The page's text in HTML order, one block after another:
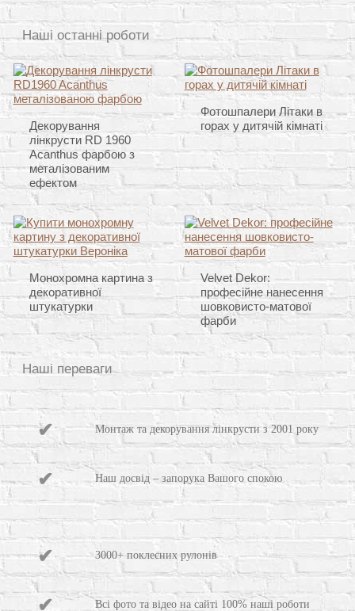
Наші останні роботи
Декорування
лінкрусти RD 1960
Acanthus фарбою з
металізованим
ефектом
Фотошпалери Літаки в
горах у дитячій кімнаті
Монохромна картина з
декоративної
штукатурки
Velvet Dekor:
професійне нанесення
шовковисто-матової
фарби
Наші переваги
Монтаж та декорування лінкрусти з 2001 року
Наш досвід – запорука Вашого спокою
3000+ поклеєних рулонів
Всі фото та відео на сайті 100% наші роботи